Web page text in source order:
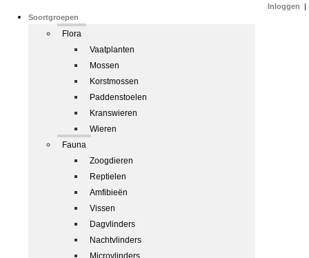
Soortgroepen
Flora
Vaatplanten
Mossen
Korstmossen
Paddenstoelen
Kranswieren
Wieren
Fauna
Zoogdieren
Reptielen
Amfibieën
Vissen
Dagvlinders
Nachtvlinders
Microvlinders
Inloggen |